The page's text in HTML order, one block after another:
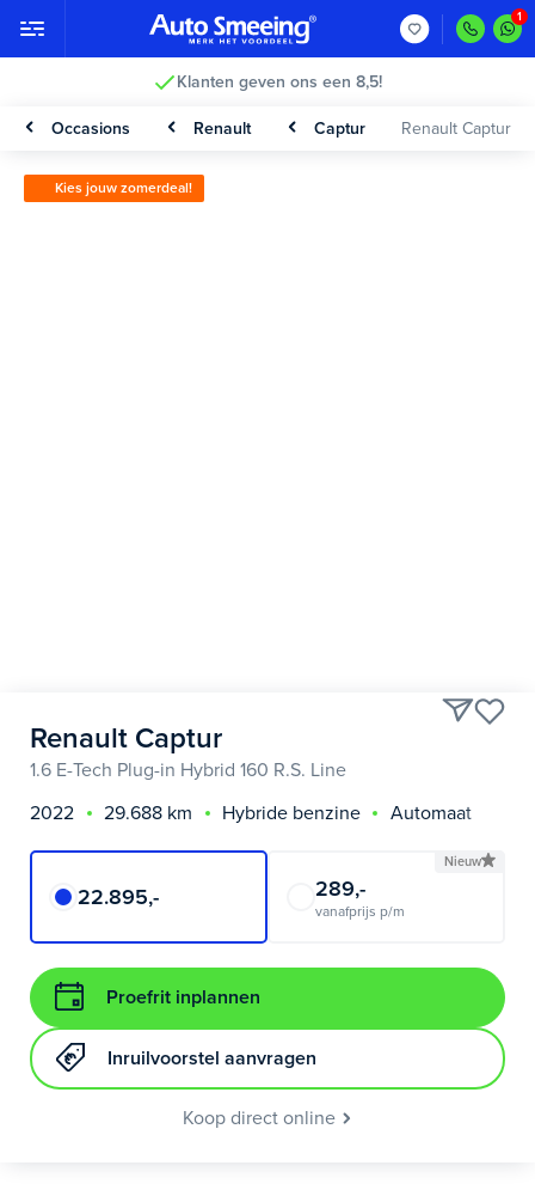
Klanten geven ons een 8,5!
Occasions Renault Captur Renault Captur
Kies jouw zomerdeal!
Renault Captur
1.6 E-Tech Plug-in Hybrid 160 R.S. Line
2022
29.688 km Hybride benzine Automaat
22.895,-
Nieuw
289,-
vanafprijs p/m
Proefrit inplannen
Inruilvoorstel aanvragen
Koop direct online